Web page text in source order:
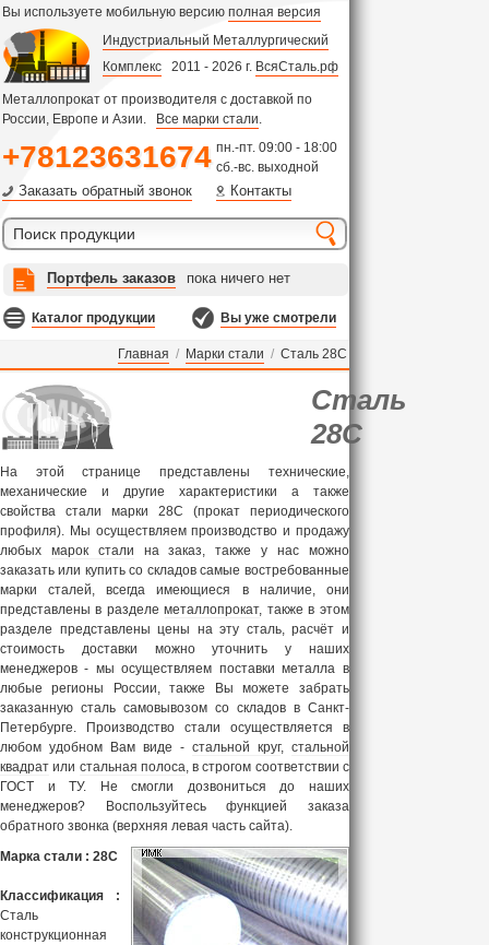
Вы используете мобильную версию полная версия
Индустриальный Металлургический
Комплекс 2011 - 2026 г. ВсяСталь.рф
Металлопрокат от производителя с доставкой по
России, Европе и Азии.
Все марки стали.
+78123631674 пн.-пт. 09:00 - 18:00
сб.-вс. выходной
Заказать обратный звонок Контакты
Портфель заказов пока ничего нет
Каталог продукции Вы уже смотрели
Главная / Марки стали / Сталь 28С
Сталь
28С
На этой странице представлены технические,
механические и другие характеристики а также
свойства стали марки 28С (прокат периодического
профиля). Мы осуществляем производство и продажу
любых марок стали на заказ, также у нас можно
заказать или купить со складов самые востребованные
марки сталей, всегда имеющиеся в наличие, они
представлены в разделеметаллопрокат, также в этом
разделе представлены цены на эту сталь, расчёт и
стоимость доставки можно уточнить у наших
менеджеров - мы осуществляем поставки металла в
любые регионы России, также Вы можете забрать
заказанную сталь самовывозом со складов в Санкт-
Петербурге. Производство стали осуществляется в
любом удобном Вам виде - стальной круг, стальной
квадрат или стальная полоса, в строгом соответствии с
ГОСТ и ТУ. Не смогли дозвониться до наших
менеджеров? Воспользуйтесь функцией заказа
обратного звонка (верхняя левая часть сайта).
Марка стали : 28С
Классификация :
Сталь
конструкционная